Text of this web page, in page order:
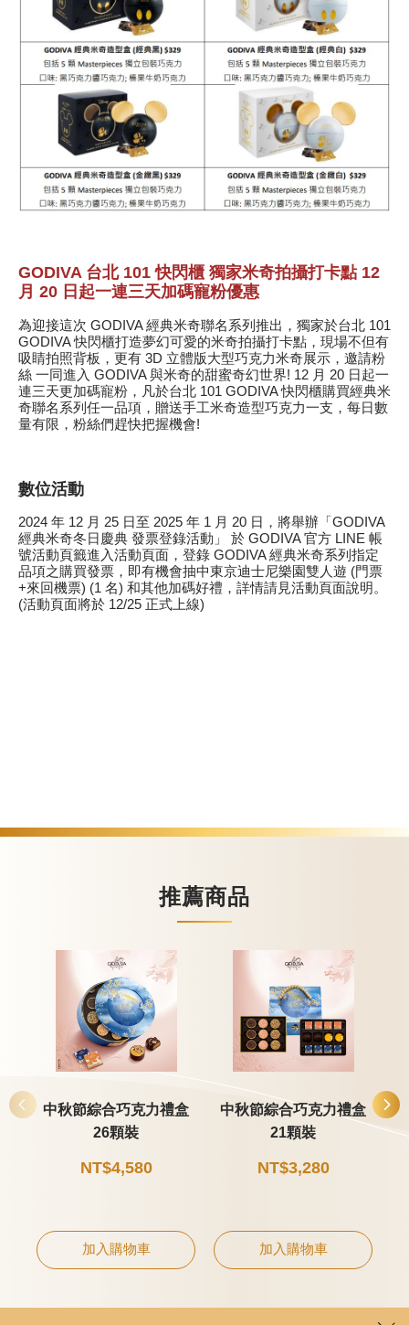
GODIVA 台北 101 快閃櫃 獨家米奇拍攝打卡點 12
月 20 日起一連三天加碼寵粉優惠
為迎接這次 GODIVA 經典米奇聯名系列推出，獨家於台北 101
GODIVA 快閃櫃打造夢幻可愛的米奇拍攝打卡點，現場不但有
吸睛拍照背板，更有 3D 立體版大型巧克力米奇展示，邀請粉
絲 一同進入 GODIVA 與米奇的甜蜜奇幻世界! 12 月 20 日起一
連三天更加碼寵粉，凡於台北 101 GODIVA 快閃櫃購買經典米
奇聯名系列任一品項，贈送手工米奇造型巧克力一支，每日數
量有限，粉絲們趕快把握機會!
數位活動
2024 年 12 月 25 日至 2025 年 1 月 20 日，將舉辦「GODIVA
經典米奇冬日慶典 發票登錄活動」 於 GODIVA 官方 LINE 帳
號活動頁籤進入活動頁面，登錄 GODIVA 經典米奇系列指定
品項之購買發票，即有機會抽中東京迪士尼樂園雙人遊 (門票
+來回機票) (1 名) 和其他加碼好禮，詳情請見活動頁面說明。
(活動頁面將於 12/25 正式上線)
推薦商品
中秋節綜合巧克力禮盒
26顆裝
NT$4,580
加入購物車
中秋節綜合巧克力禮盒
21顆裝
NT$3,280
加入購物車